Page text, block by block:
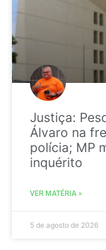
Justiça:
Álvaro na
polícia; MP
inquérito
VER MATÉRIA »
5 de agosto de 2026